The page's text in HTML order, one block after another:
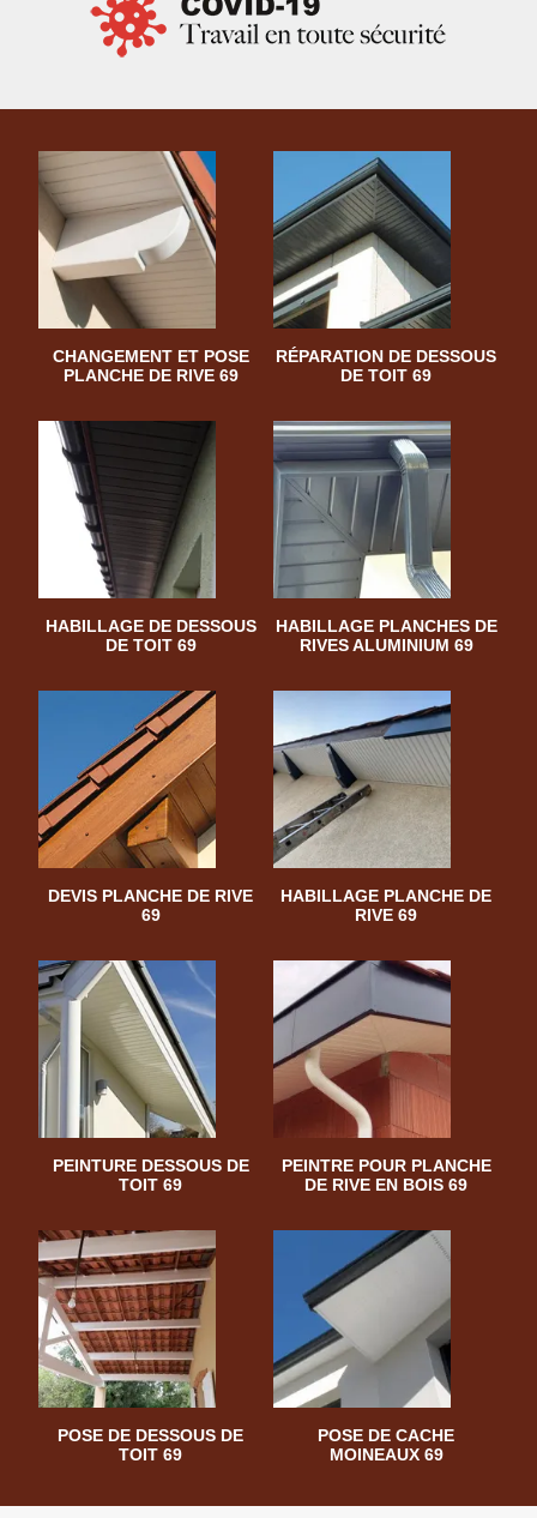
CHANGEMENT ET POSE
PLANCHE DE RIVE 69
RÉPARATION DE DESSOUS
DE TOIT 69
HABILLAGE DE DESSOUS
DE TOIT 69
HABILLAGE PLANCHES DE
RIVES ALUMINIUM 69
DEVIS PLANCHE DE RIVE
69
HABILLAGE PLANCHE DE
RIVE 69
PEINTURE DESSOUS DE
TOIT 69
PEINTRE POUR PLANCHE
DE RIVE EN BOIS 69
POSE DE DESSOUS DE
TOIT 69
POSE DE CACHE
MOINEAUX 69